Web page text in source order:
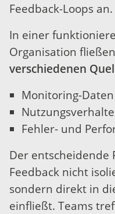
Feedback-Loops an.
In einer
Organisation
verschiedenen
Monitoring-
Fehler- und
Der entscheidende
Feedback nicht
sondern direkt in
einfließt. Teams